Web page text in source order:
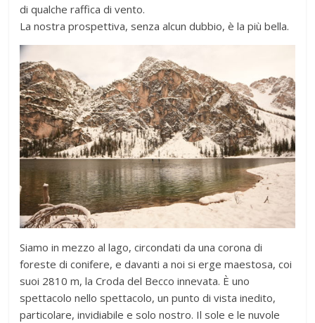
di qualche raffica di vento.
La nostra prospettiva, senza alcun dubbio, è la più bella.
Siamo in mezzo al lago, circondati da una corona di
foreste di conifere, e davanti a noi si erge maestosa, coi
suoi 2810 m, la Croda del Becco innevata. È uno
spettacolo nello spettacolo, un punto di vista inedito,
particolare, invidiabile e solo nostro. Il sole e le nuvole